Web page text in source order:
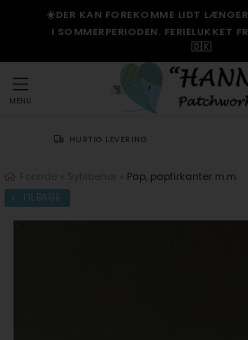
☀️DER KAN FOREKOMME LIDT
I SOMMERPERIODEN. FERIELUKKET
🇩🇰
MENU
HURTIG LEVERING
Pap, papfirkanter m.m.
TILBAGE